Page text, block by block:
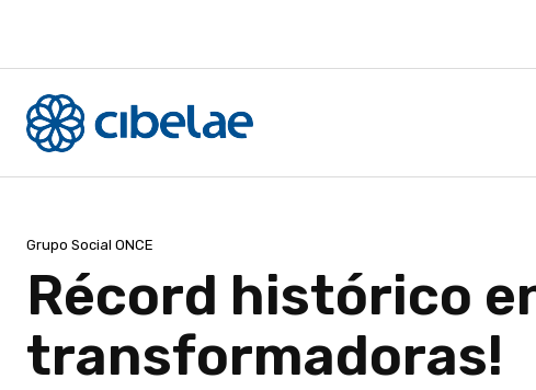
Grupo Social ONCE
Récord histórico
transformadoras!